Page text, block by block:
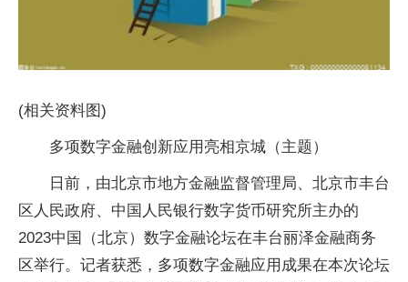
(相关资料图)
多项数字金融创新应用亮相京城（主题）
日前，由北京市地方金融监督管理局、北京市丰台
区人民政府、中国人民银行数字货币研究所主办的
2023中国（北京）数字金融论坛在丰台丽泽金融商务
区举行。记者获悉，多项数字金融应用成果在本次论坛